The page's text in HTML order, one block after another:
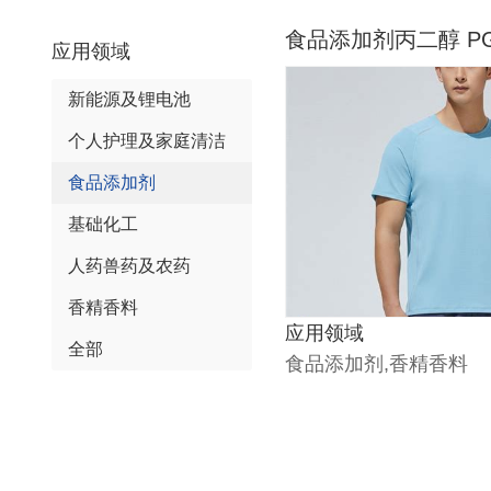
应用领域
新能源及锂电池
个人护理及家庭清洁
食品添加剂
基础化工
人药兽药及农药
香精香料
全部
食品添加剂丙二醇
应用领域
食品添加剂,香精香料